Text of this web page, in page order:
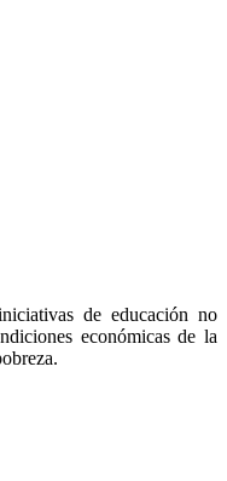
de educación no
económicas de la